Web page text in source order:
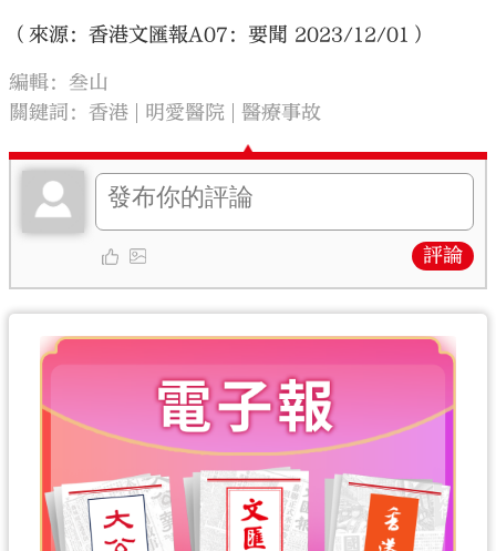
（來源：香港文匯報A07：要聞 2023/12/01）
編輯：叁山
關鍵詞： 香港 明愛醫院 醫療事故
評論